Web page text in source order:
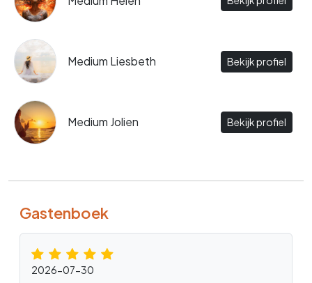
Medium Liesbeth Bekijk profiel
Medium Jolien Bekijk profiel
Gastenboek
2026-07-30